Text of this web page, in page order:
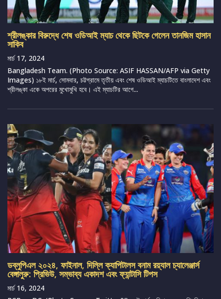
শ্রীলঙ্কার বিরুদ্ধে শেষ ওডিআই ম্যাচ থেকে ছিটকে গেলেন তানজিম হাসান
সাকিব
মার্চ 17, 2024
Bangladesh Team. (Photo Source: ASIF HASSAN/AFP via Getty
Images) ১৮ই মার্চ, সোমবার, চট্টগ্রামে তৃতীয় এবং শেষ ওডিআই ম্যাচটিতে বাংলাদেশ এবং
শ্রীলঙ্কা একে অপরের মুখোমুখি হবে। এই ম্যাচটির আগে...
ডব্লুপিএল ২০২৪, ফাইনাল, দিল্লি ক্যাপিটালস বনাম রয়্যাল চ্যালেঞ্জার্স
বেঙ্গালুরু: প্রিভিউ, সম্ভাব্য একাদশ এবং ফ্যান্টাসি টিপস
মার্চ 16, 2024